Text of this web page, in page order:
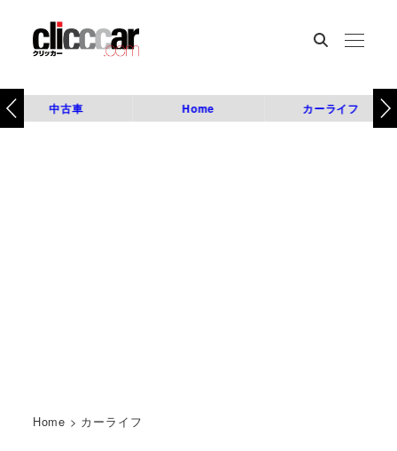
中古車 Home カーライフ
Home > カーライフ